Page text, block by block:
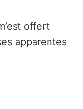
offert
apparentes